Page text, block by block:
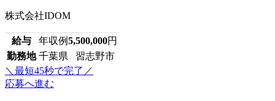
株式会社IDOM
給与 年収例5,500,000円
勤務地 千葉県 習志野市
＼最短45秒で完了／
応募へ進む